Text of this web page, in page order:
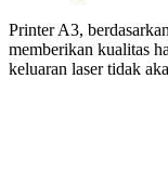
Printer A3,
memberikan kualitas
keluaran laser tidak